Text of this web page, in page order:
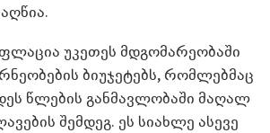
უკეთეს მდგომარეობაში
ბიუჯეტებს, რომლებმაც
წლების განმავლობაში მაღალ
შემდეგ. ეს სიახლე ასევე